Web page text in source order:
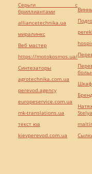
Серьги с
бриллиантами
alliancetechnika.ua
миралинкс
Веб мастер
https://motokosmos.ua/
Синтезаторы
agrotechnika.com.ua
perevod.agency
europeservice.com.ua
mk-translations.ua
текст юа
kievperevod.com.ua
Stelya